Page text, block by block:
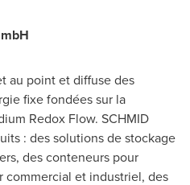
au point et diffuse des
fixe fondées sur la
Redox Flow. SCHMID
: des solutions de stockage
des conteneurs pour
commercial et industriel, des